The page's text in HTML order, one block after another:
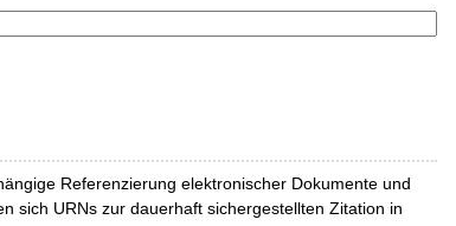
Referenzierung elektronischer Dokumente und
sich URNs zur dauerhaft sichergestellten Zitation in